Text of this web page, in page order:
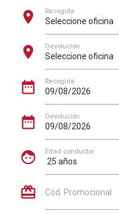
location_on Recogida
location_on Devolución
date_range Recogida
date_range Devolución
face Edad conductor
card_giftcard Cód. Promocional